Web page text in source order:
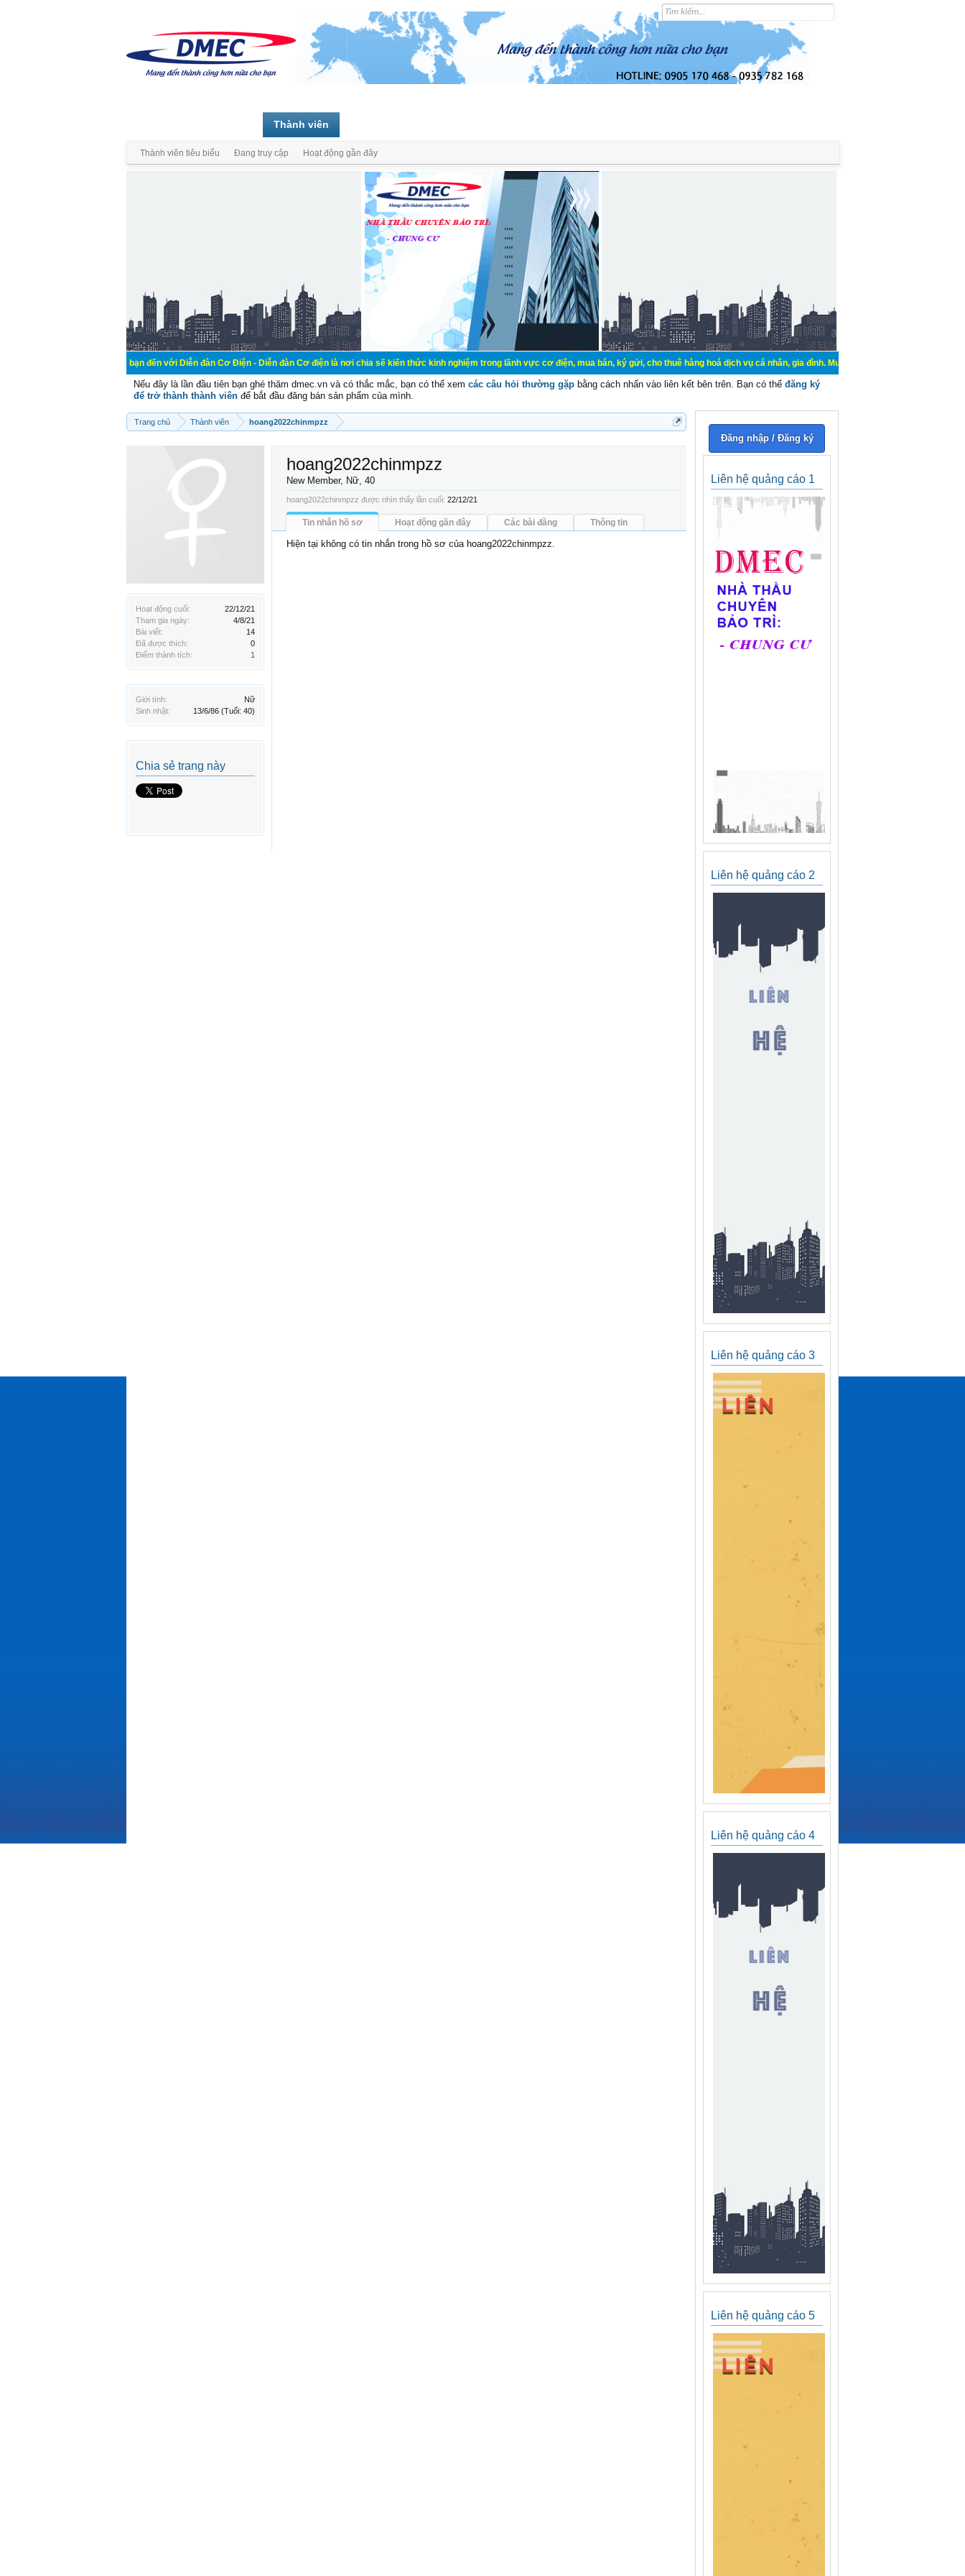
Chào mừng các bạn đến với Diễn đàn Cơ Điện - Diễn đàn Cơ điện là nơi chia sẽ kiến thức kinh nghiệm trong lãnh vực cơ điện, mua bán, ký gửi, cho thuê hàng hoá dịch vụ cá nhân, gia đình. Mua bán, ký gửi, cho thuê thiết bị hệ
Nếu đây là lần đầu tiên bạn ghé thăm dmec.vn và có thắc mắc, bạn có thể xem các câu hỏi thường gặp bằng cách nhấn vào liên kết bên trên. Bạn có thể đăng ký
để trở thành thành viên để bắt đầu đăng bán sản phẩm của mình.
Trang chủ Thành viên hoang2022chinmpzz
Hoạt động cuối:
22/12/21
Tham gia ngày:
4/8/21
Bài viết:
14
Đã được thích:
0
Điểm thành tích:
1
Giới tính:
Nữ
Sinh nhật:
13/6/86 (Tuổi: 40)
Chia sẻ trang này
hoang2022chinmpzz
New Member, Nữ, 40
hoang2022chinmpzz được nhìn thấy lần cuối: 22/12/21
Tin nhắn hồ sơ Hoạt động gần đây Các bài đăng Thông tin
Hiện tại không có tin nhắn trong hồ sơ của hoang2022chinmpzz.
Đăng nhập / Đăng ký
Liên hệ quảng cáo 1
Liên hệ quảng cáo 2
Liên hệ quảng cáo 3
Liên hệ quảng cáo 4
Liên hệ quảng cáo 5
Thành viên
Thành viên tiêu biểu Đang truy cập Hoạt động gần đây